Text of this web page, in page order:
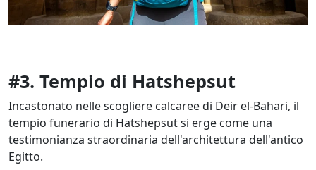
#3. Tempio di Hatshepsut
Incastonato nelle scogliere calcaree di Deir el-Bahari, il
tempio funerario di Hatshepsut si erge come una
testimonianza straordinaria dell'architettura dell'antico
Egitto.